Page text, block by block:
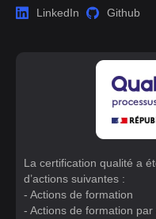
LinkedIn
Github
La certification qualité a
d’actions suivantes :
- Actions de formation
- Actions de formation